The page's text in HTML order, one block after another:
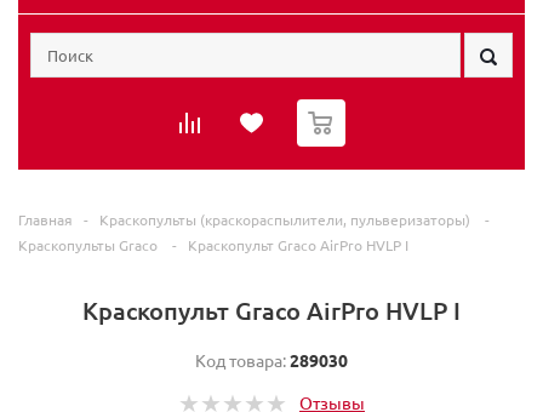
0
Главная - Краскопульты (краскораспылители, пульверизаторы)
-
Краскопульты Graco
- Краскопульт Graco AirPro HVLP I
Краскопульт Graco AirPro HVLP I
Код товара:289030
Отзывы